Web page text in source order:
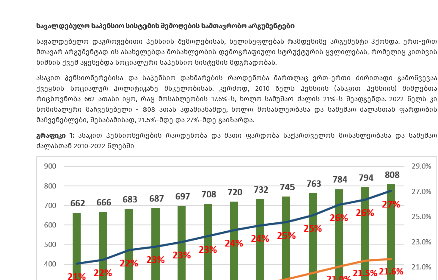
სავალდებულო საპენსიო სისტემის შემოღების სამთავრობო არგუმენტები
სავალდებულო დაგროვებითი პენსიის შემოღებისას, ხელისუფლებას რამდენიმე არგუმენტი ჰქონდა. ერთ-ერთ
მთავარ არგუმენტად ის ასახელებდა მოსახლეობის დემოგრაფიული სტრუქტურის ცვლილებას, რომელიც კითხვის
ნიშნის ქვეშ აყენებდა სოციალური საპენსიო სისტემის მდგრადობას.
ასაკით პენსიონერებისა და საპენსიო დახმარების რაოდენობა მართლაც ერთ-ერთი ძირითადი გამოწვევაა
ქვეყნის სოციალურ პოლიტიკაზე მსჯელობისას. კერძოდ, 2010 წელს პენსიის (ასაკით პენსიის) მიმღებთა
რიცხოვნობა 662 ათასი იყო, რაც მოსახლეობის 17.6%-ს, ხოლო სამუშაო ძალის 21%-ს შეადგენდა. 2022 წელს კი
ნომინალური მაჩვენებელი - 808 ათას ადამიანამდე, ხოლო მოსახლეობასა და სამუშაო ძალასთან ფარდობის
მაჩვენებლები, შესაბამისად, 21.5%-მდე და 27%-მდე გაიზარდა.
გრაფიკი 1:ასაკით პენსიონერების რაოდენობა და მათი ფარდობა საქართველოს მოსახლეობასა და სამუშაო
ძალასთან 2010-2022 წლებში